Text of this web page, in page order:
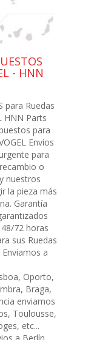
- HNN
para Ruedas
HNN Parts
para
Envíos
para
o
nuestros
la pieza más
Garantía
72 horas
sus Ruedas
Enviamos a
Oporto,
Braga,
enviamos
Toulousse,
etc...